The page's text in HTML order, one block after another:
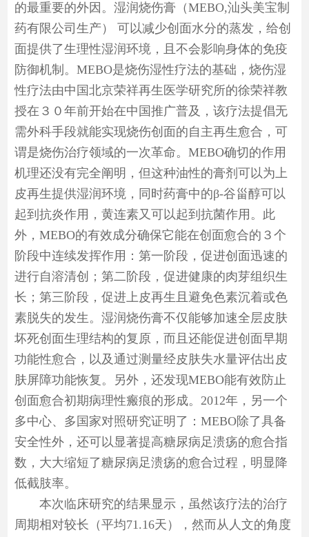
的最重要的外因。湿润烧伤膏（MEBO,汕头美宝制
药有限公司生产） 可以减少创面水分的蒸发，给创
面提供了生理性湿润环境，且不会影响身体的免疫
防御机制。MEBO是烧伤湿性疗法的基础，烧伤湿
性疗法由中国北京荣祥再生医学研究所的徐荣祥教
授在３０年前开始在中国推广普及，该疗法提倡无
需外科手段就能实现烧伤创面的自主再生愈合，可
谓是烧伤治疗领域的一次革命。MEBO确切的作用
机理还没有完全阐明，但这种油性的膏剂可以为上
皮再生提供湿润环境，同时药膏中的β-谷甾醇可以
起到抗炎作用，黄连素又可以起到抗菌作用。此
外，MEBO的有效成分确保它能在创面愈合的３个
阶段中连续发挥作用：第一阶段，促进创面迅速的
进行自溶清创；第二阶段，促进健康的肉芽组织生
长；第三阶段，促进上皮再生且避免色素沉着或色
素脱失的发生。湿润烧伤膏不仅能够加速全层皮肤
坏死创面生理结构的复原，而且还能促进创面早期
功能性愈合，以及通过测量经皮肤失水量评估出皮
肤屏障功能恢复。另外，还发现MEBO能有效防止
创面愈合初期病理性瘢痕的形成。2012年，另一个
多中心、多国家对照研究证明了：MEBO除了具备
安全性外，还可以显著提高糖尿病足溃疡的愈合指
数，大大缩短了糖尿病足溃疡的愈合过程，明显降
低截肢率。
本次临床研究的结果显示，虽然该疗法的治疗
周期相对较长（平均71.16天），然而从人文的角度